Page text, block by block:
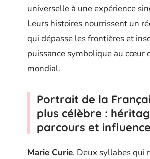
universelle à une expérience
Leurs histoires nourrissent un
qui dépasse les frontières et
puissance symbolique au cœur
mondial.
Portrait de la
plus célèbre :
parcours et influence
Marie Curie. Deux syllabes qui